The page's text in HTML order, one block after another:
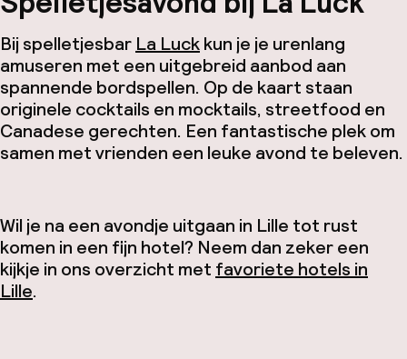
Bij spelletjesbar La Luckkun je je urenlang
amuseren met een uitgebreid aanbod aan
spannende bordspellen. Op de kaart staan
originele cocktails en mocktails, streetfood en
Canadese gerechten. Een fantastische plek om
samen met vrienden een leuke avond te beleven.
Wil je na een avondje uitgaan in Lille tot rust
komen in een fijn hotel? Neem dan zeker een
kijkje in ons overzicht met favoriete hotels in
Lille.